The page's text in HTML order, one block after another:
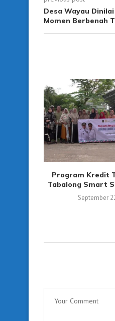
Desa Wayau
Momen Berbenah
Program Kredit
Tabalong Smart
September